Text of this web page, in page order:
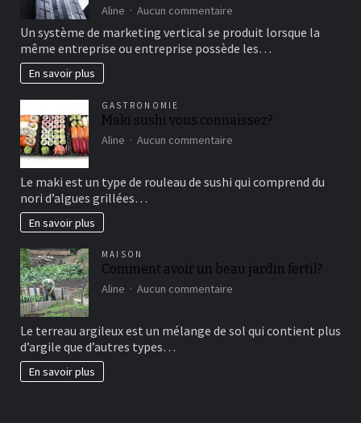
Aline Aucun commentaire
fonctionne
le
Un système de marketing vertical se produit lorsque la
même entreprise ou entreprise possède les…
En savoir plus
GASTRONOMIE
Maki sushi vous connaissez?
Aline Aucun commentaire
vous
Le maki est un type de rouleau de sushi qui comprend du
nori d’algues grillées…
En savoir plus
MAISON
Comment avoir un beau jardin fertil?
Aline Aucun commentaire
un
Le terreau argileux est un mélange de sol qui contient plus
d’argile que d’autres types…
En savoir plus